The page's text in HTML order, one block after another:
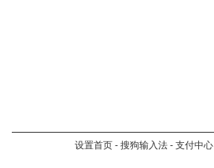
设置首页 - 搜狗输入法 - 支付中心